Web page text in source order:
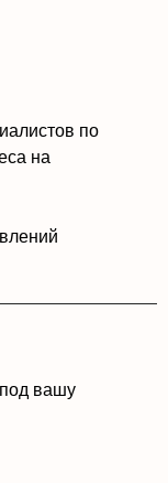
по
на
вашу